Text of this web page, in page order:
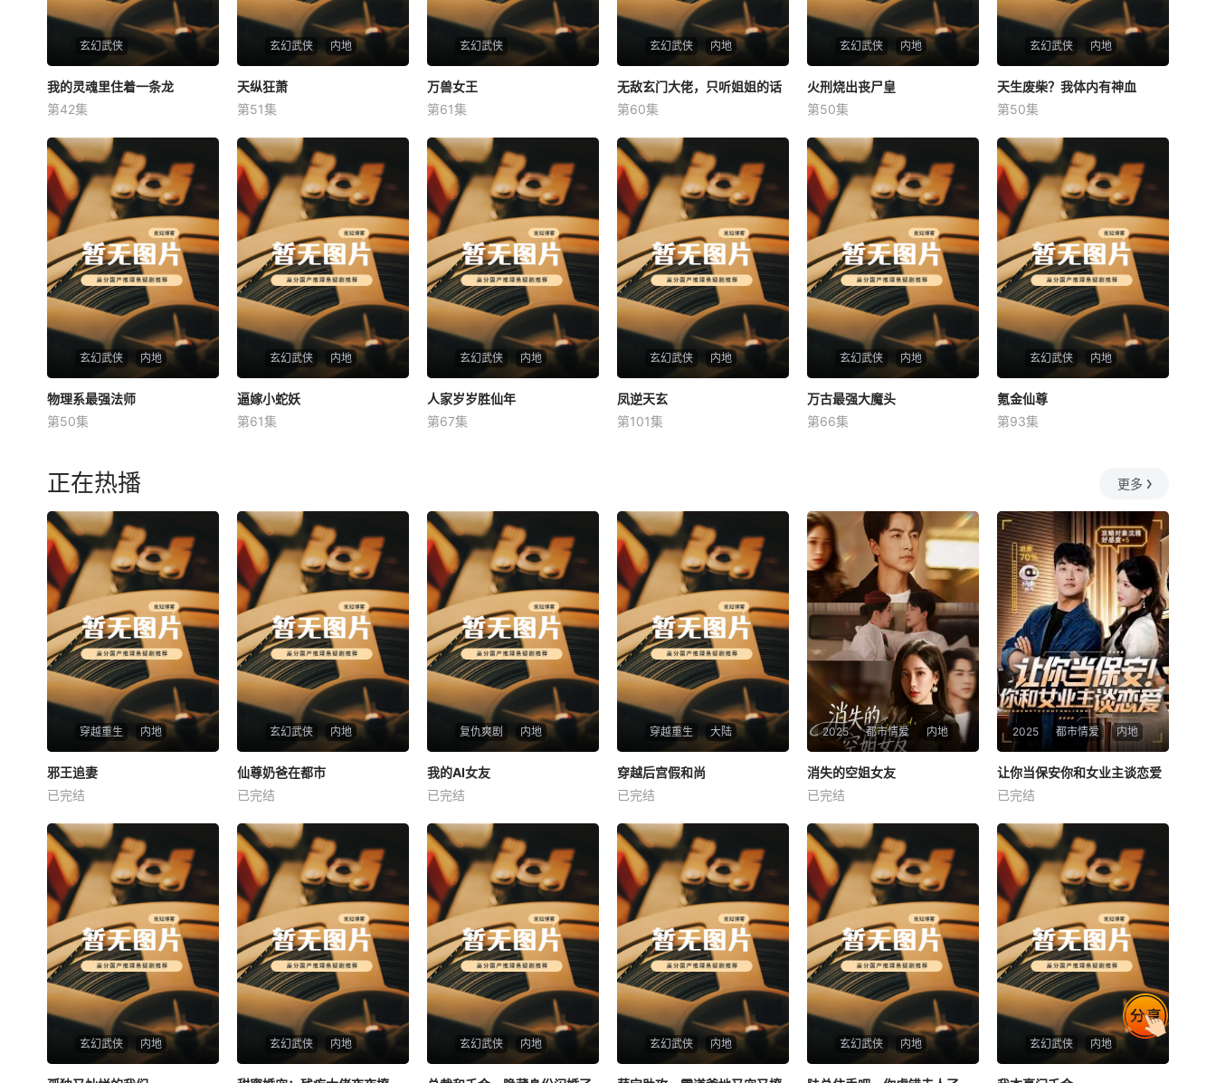
玄幻武侠
我的灵魂里住着一条龙
未知
我的灵魂里住着一条龙
第42集
玄幻武侠 内地
天纵狂萧
未知
天纵狂萧
第51集
玄幻武侠
万兽女王
未知
万兽女王
第61集
玄幻武侠 内地
无敌玄门大佬，只听姐姐的话
未知
无敌玄门大佬，只听姐姐的话
第60集
玄幻武侠 内地
火刑烧出丧尸皇
未知
火刑烧出丧尸皇
第50集
玄幻武侠 内地
未知
天生废柴？我体内有神血
第50集
玄幻武侠 内地
物理系最强法师
未知
物理系最强法师
第50集
玄幻武侠 内地
逼嫁小蛇妖
未知
逼嫁小蛇妖
第61集
玄幻武侠 内地
人家岁岁胜仙年
未知
人家岁岁胜仙年
第67集
玄幻武侠 内地
凤逆天玄
未知
凤逆天玄
第101集
玄幻武侠 内地
万古最强大魔头
未知
万古最强大魔头
第66集
玄幻武侠 内地
氪金仙尊
未知
氪金仙尊
第93集
正在热播 更多
穿越重生 内地
邪王追妻
未知
邪王追妻
已完结
玄幻武侠 内地
仙尊奶爸在都市
未知
仙尊奶爸在都市
已完结
复仇爽剧 内地
我的AI女友
未知
我的AI女友
已完结
穿越重生 大陆
穿越后宫假和尚
未知
穿越后宫假和尚
已完结
2025 都市情爱 内地
消失的空姐女友
未知
消失的空姐女友
已完结
2025 都市情爱 内地
未知
让你当保安你和女业主谈恋爱
已完结
玄幻武侠 内地 玄幻武侠 内地 玄幻武侠 内地 玄幻武侠 内地 玄幻武侠 内地 玄幻武侠 内地